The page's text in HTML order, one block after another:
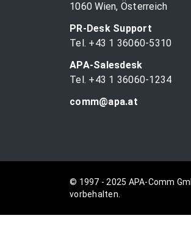
1060 Wien, Österreich
PR-Desk Support
Tel. +43 1 36060-5310
APA-Salesdesk
Tel. +43 1 36060-1234
comm@apa.at
© 1997 - 2025 APA-Comm
vorbehalten.